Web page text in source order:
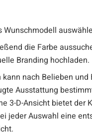
Wunschmodell
die Farbe
Branding hochladen.
kann nach Belieben und
Ausstattung
3-D-Ansicht bietet der
jeder Auswahl eine